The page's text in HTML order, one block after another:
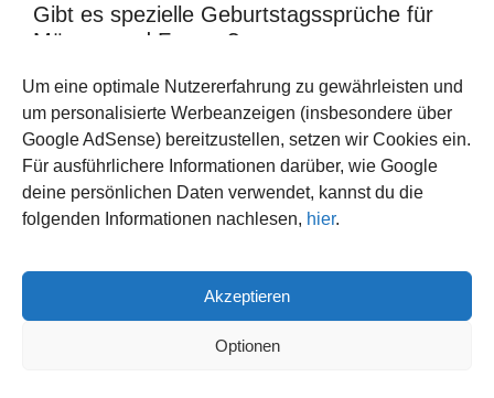
Um eine optimale Nutzererfahrung zu gewährleisten und
um personalisierte Werbeanzeigen (insbesondere über
Google AdSense) bereitzustellen, setzen wir Cookies ein.
Für ausführlichere Informationen darüber, wie Google
deine persönlichen Daten verwendet, kannst du die
folgenden Informationen nachlesen, hier.
Akzeptieren
Optionen
Gibt es spezielle Geburtstagssprüche für
Männer und Frauen?
Ja, es gibt spezielle lustige Geburtstagssprüche für
Männer und Frauen. Für Männer sind freche
Sticheleien beliebt, während witzige Grüße für
Frauen oft eine spielerische und intime Note haben.
Wie kann ich Geburtstagskarten gestalten,
die humorvoll sind?
Um humoristische Geburtstagskarten zu gestalten,
sollten Sie originelle Grafiken, persönliche
verwenden, um die emotionale Botschaft zu